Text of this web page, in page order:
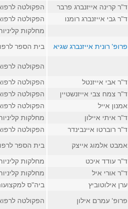
ד"ר קרינה אייזנברג פרבר
הפקולטה
ד"ר גבי אייזנברג רומנו
הפקולטה
מחלקות
פרופ' רונית אייזנברג שגיא
בית הספר
הפקולטה
ד"ר אבי אייזנטל
הפקולטה
ד"ר צמח צבי אייזנשטיין
הפקולטה
אמנון אייל
הפקולטה
ד"ר איתי איילון
מחלקות
ד"ר רוברטו איינבינדר
הפקולטה
אמבט אלמוג אייצק
בית הספר
ד"ר עודד איכט
מחלקות
ד"ר אורי איל
מחלקות
ערן אילוטוביץ
ביה"ס
פרופ' עמרם אילון
הפקולטה